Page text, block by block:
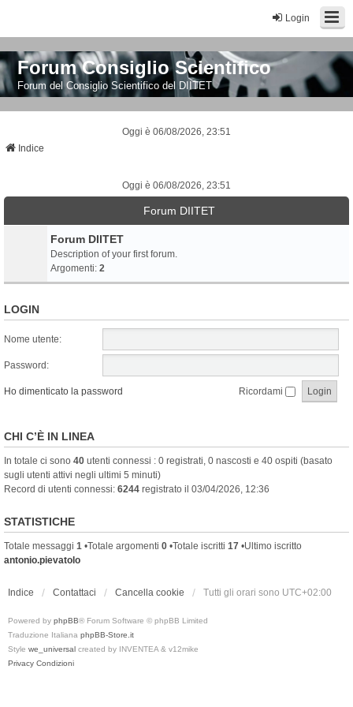
Login
Forum Consiglio Scientifico
Forum del Consiglio Scientifico del DIITET
Oggi è 06/08/2026, 23:51
Indice
Oggi è 06/08/2026, 23:51
Forum DIITET
Forum DIITET
Description of your first forum.
Argomenti: 2
LOGIN
Nome utente:
Password:
Ho dimenticato la password Ricordami
CHI C’È IN LINEA
In totale ci sono 40 utenti connessi : 0 registrati, 0 nascosti e 40 ospiti (basato
sugli utenti attivi negli ultimi 5 minuti)
Record di utenti connessi: 6244 registrato il 03/04/2026, 12:36
STATISTICHE
Totale messaggi 1 •Totale argomenti 0 •Totale iscritti 17 •Ultimo iscritto
antonio.pievatolo
Indice Contattaci Cancella cookie Tutti gli orari sono UTC+02:00
Powered by phpBB® Forum Software © phpBB Limited
Traduzione Italiana phpBB-Store.it
Style we_universal created by INVENTEA & v12mike
Privacy Condizioni